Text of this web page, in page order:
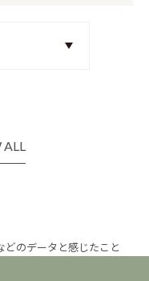
ALL
どのデータと感じたこと